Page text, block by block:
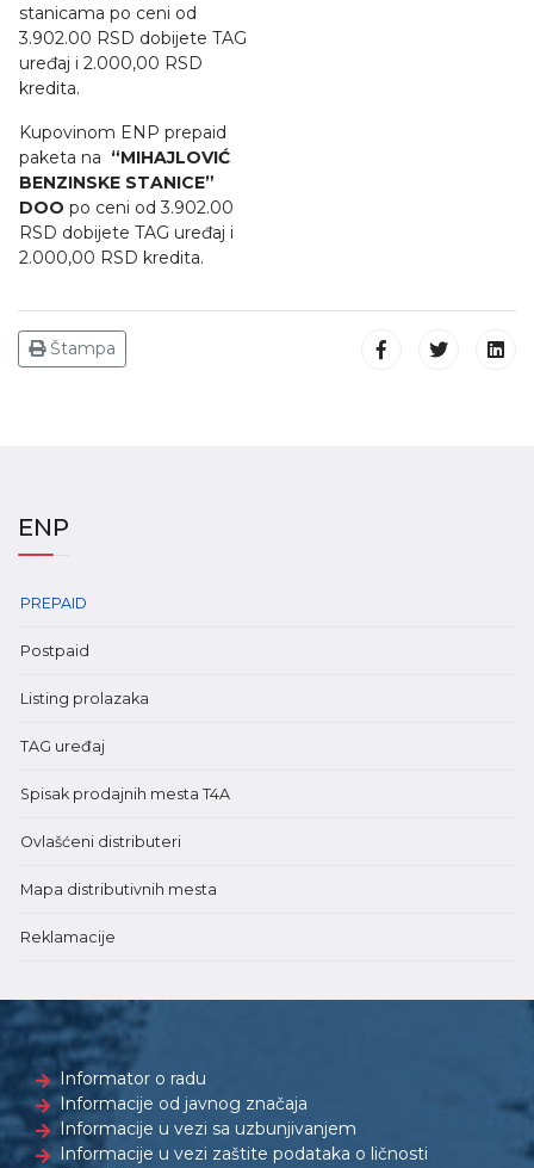
stanicama po ceni od
3.902.00 RSD dobijete TAG
uređaj i 2.000,00 RSD
kredita.
Kupovinom ENP prepaid
paketa na “MIHAJLOVIĆ
BENZINSKE STANICE”
DOO po ceni od 3.902.00
RSD dobijete TAG uređaj i
2.000,00 RSD kredita.
Štampa
ENP
PREPAID
Postpaid
Listing prolazaka
TAG uređaj
Spisak prodajnih mesta T4A
Ovlašćeni distributeri
Mapa distributivnih mesta
Reklamacije
Informator o radu
Informacije od javnog značaja
Informacije u vezi sa uzbunjivanjem
Informacije u vezi zaštite podataka o ličnosti